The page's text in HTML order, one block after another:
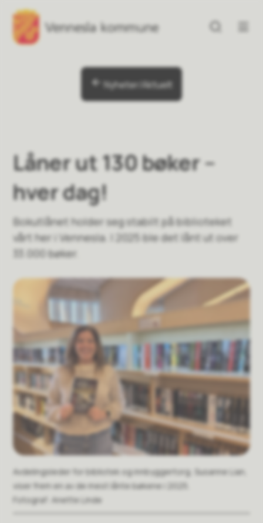
Vennesla kommune
Nyheter/Aktuelt
Låner ut 130 bøker –
hver dag!
Bokutlånet holder seg stabilt på biblioteket
vårt her i Vennesla. I 2025 ble det lånt ut over
33.000 bøker.
Avdelingsleder for bibliotek og innbyggertorg, Susanne Lian,
viser frem en av de mest lånte bøkene i 2025.
Anette Linde